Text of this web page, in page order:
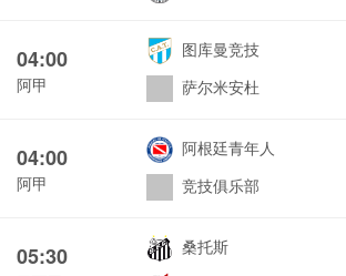
04:00
阿甲
图库曼竞技
萨尔米安杜
04:00
阿甲
阿根廷青年人
竞技俱乐部
05:30
桑托斯